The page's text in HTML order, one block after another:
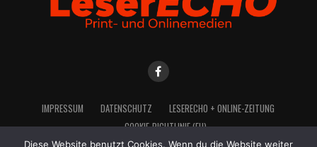
IMPRES­SUM DATEN­SCHUTZ
LESE­R­ECHO + ONLINE-ZEITUNG
COO­KIE-RICH­T­­LI­­NIE (EU)
Diese Website benutzt Cookies. Wenn du die Website weiter